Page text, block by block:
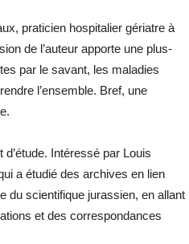
praticien hospitalier gériatre à
de l’auteur apporte une plus-
par le savant, les maladies
l’ensemble. Bref, une
d’étude. Intéressé par Louis
a étudié des archives en lien
du scientifique jurassien, en allant
et des correspondances